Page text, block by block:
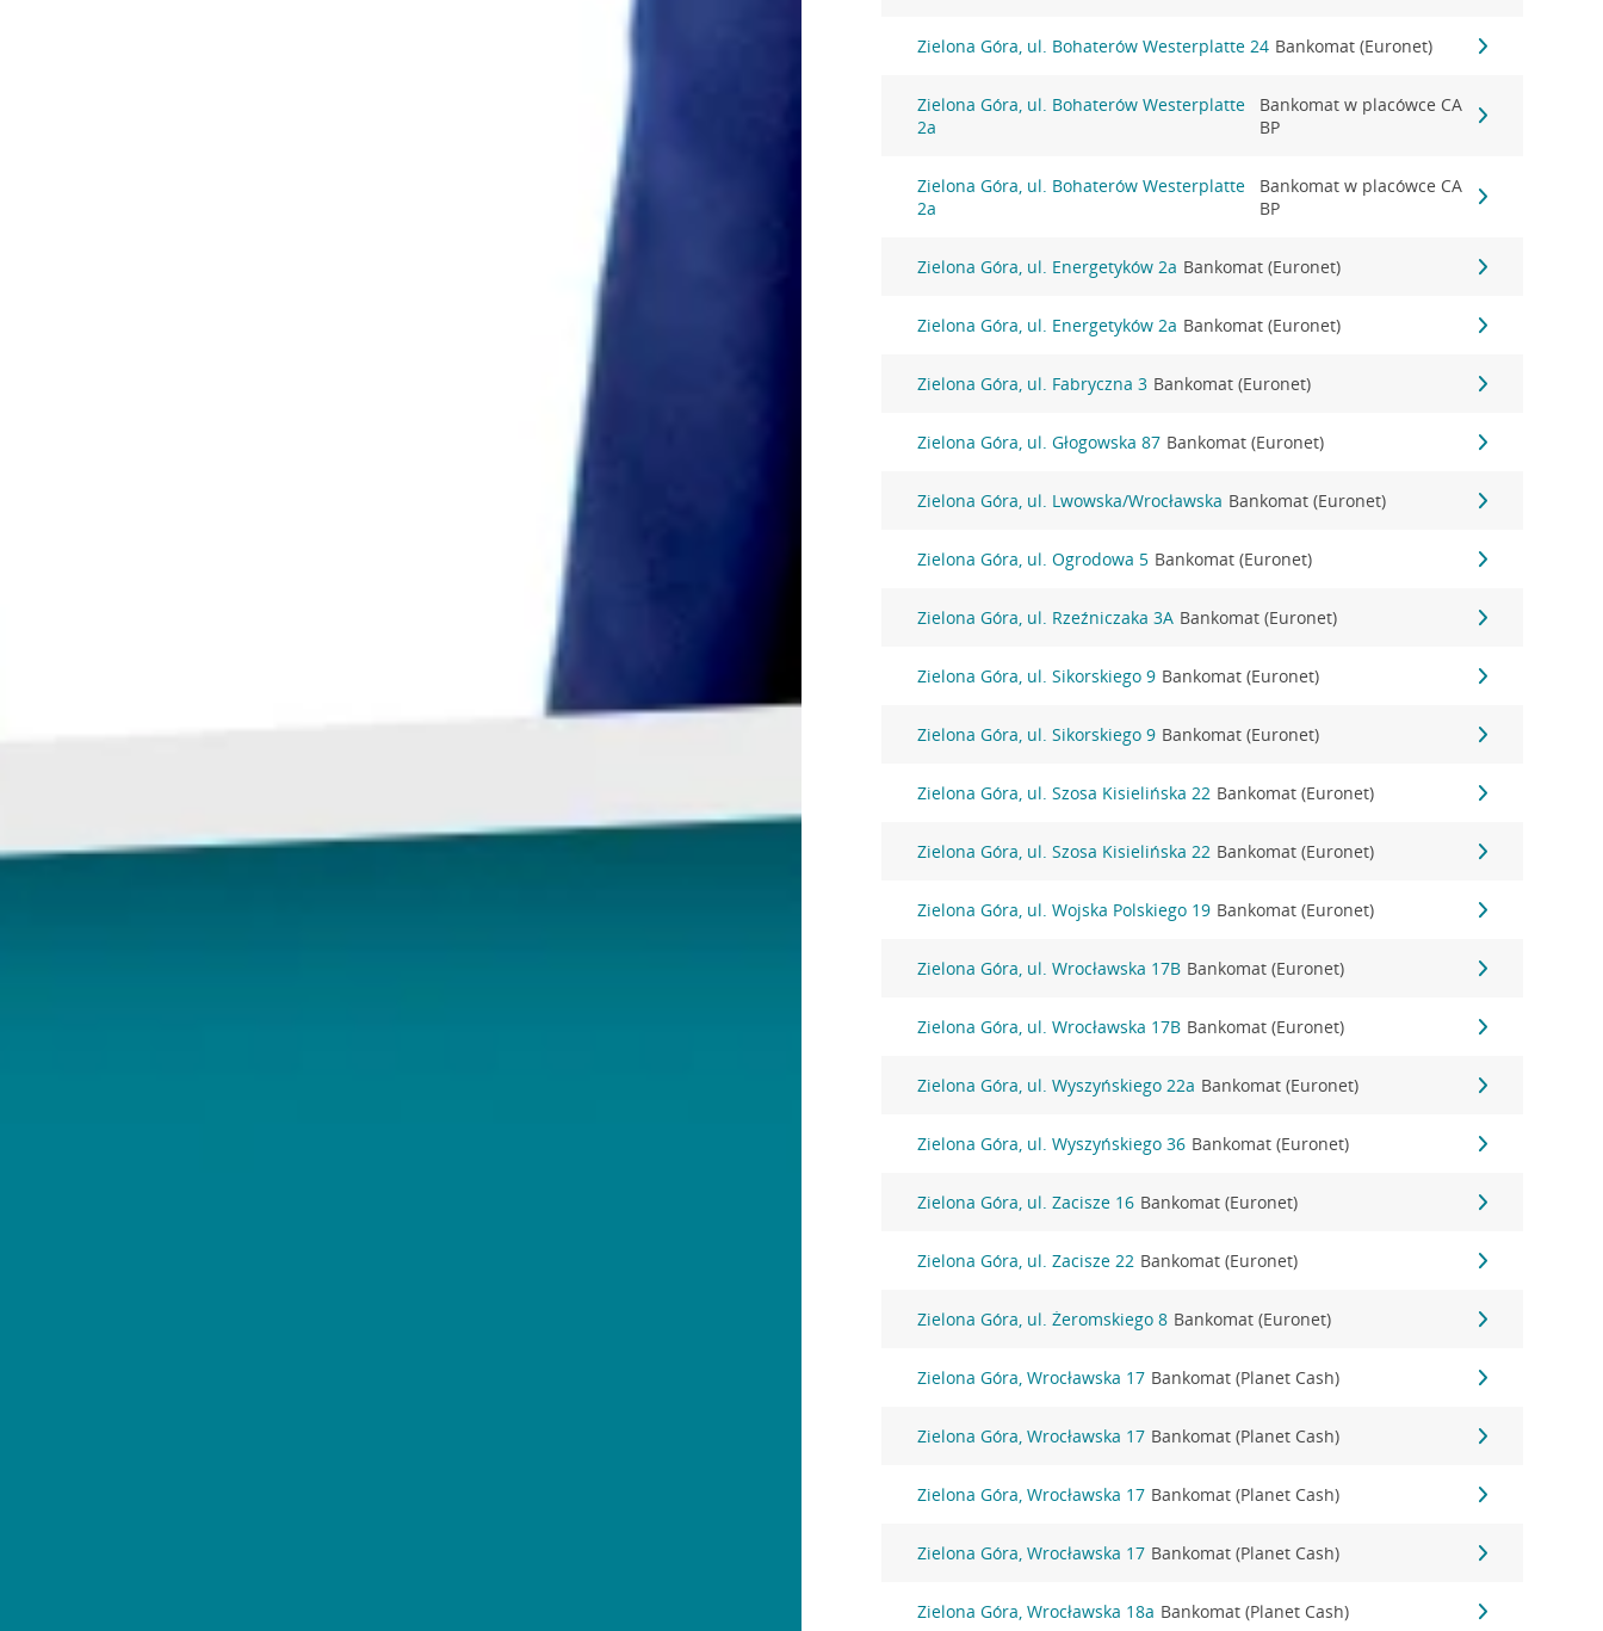
Zielona Góra, ul. Bohaterów Westerplatte 24 Bankomat (Euronet)
Zielona Góra, ul. Bohaterów Westerplatte
2a
Bankomat w placówce CA
BP
Zielona Góra, ul. Bohaterów Westerplatte
2a
Bankomat w placówce CA
BP
Zielona Góra, ul. Energetyków 2a Bankomat (Euronet)
Zielona Góra, ul. Energetyków 2a Bankomat (Euronet)
Zielona Góra, ul. Fabryczna 3 Bankomat (Euronet)
Zielona Góra, ul. Głogowska 87 Bankomat (Euronet)
Zielona Góra, ul. Lwowska/Wrocławska Bankomat (Euronet)
Zielona Góra, ul. Ogrodowa 5 Bankomat (Euronet)
Zielona Góra, ul. Rzeźniczaka 3A Bankomat (Euronet)
Zielona Góra, ul. Sikorskiego 9 Bankomat (Euronet)
Zielona Góra, ul. Sikorskiego 9 Bankomat (Euronet)
Zielona Góra, ul. Szosa Kisielińska 22 Bankomat (Euronet)
Zielona Góra, ul. Szosa Kisielińska 22 Bankomat (Euronet)
Zielona Góra, ul. Wojska Polskiego 19 Bankomat (Euronet)
Zielona Góra, ul. Wrocławska 17B Bankomat (Euronet)
Zielona Góra, ul. Wrocławska 17B Bankomat (Euronet)
Zielona Góra, ul. Wyszyńskiego 22a Bankomat (Euronet)
Zielona Góra, ul. Wyszyńskiego 36 Bankomat (Euronet)
Zielona Góra, ul. Zacisze 16 Bankomat (Euronet)
Zielona Góra, ul. Zacisze 22 Bankomat (Euronet)
Zielona Góra, ul. Żeromskiego 8 Bankomat (Euronet)
Zielona Góra, Wrocławska 17 Bankomat (Planet Cash)
Zielona Góra, Wrocławska 17 Bankomat (Planet Cash)
Zielona Góra, Wrocławska 17 Bankomat (Planet Cash)
Zielona Góra, Wrocławska 17 Bankomat (Planet Cash)
Zielona Góra, Wrocławska 18a Bankomat (Planet Cash)